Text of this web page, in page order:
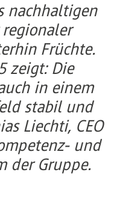
nachhaltigen
Früchte.
zeigt: Die
in einem
stabil und
Liechti, CEO
und
der Gruppe.